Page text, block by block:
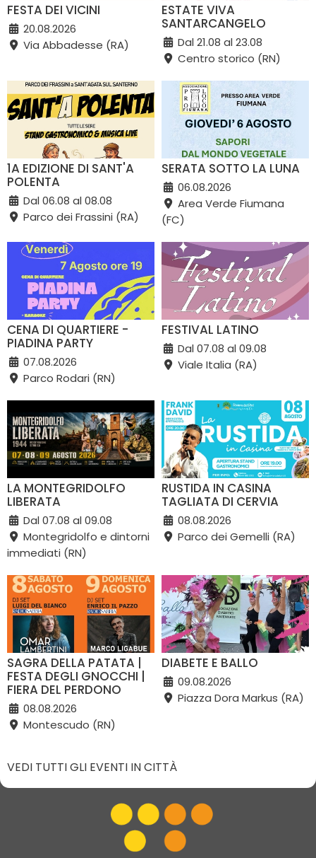
FESTA DEI VICINI
20.08.2026
Via Abbadesse (RA)
ESTATE VIVA
SANTARCANGELO
Dal 21.08 al 23.08
Centro storico (RN)
1A EDIZIONE DI SANT'A
POLENTA
Dal 06.08 al 08.08
Parco dei Frassini (RA)
SERATA SOTTO LA LUNA
06.08.2026
Area Verde Fiumana
(FC)
CENA DI QUARTIERE -
PIADINA PARTY
07.08.2026
Parco Rodari (RN)
FESTIVAL LATINO
Dal 07.08 al 09.08
Viale Italia (RA)
LA MONTEGRIDOLFO
LIBERATA
Dal 07.08 al 09.08
Montegridolfo e dintorni
immediati (RN)
RUSTIDA IN CASINA
TAGLIATA DI CERVIA
08.08.2026
Parco dei Gemelli (RA)
SAGRA DELLA PATATA |
FESTA DEGLI GNOCCHI |
FIERA DEL PERDONO
08.08.2026
Montescudo (RN)
DIABETE E BALLO
09.08.2026
Piazza Dora Markus (RA)
VEDI TUTTI GLI EVENTI IN CITTÀ